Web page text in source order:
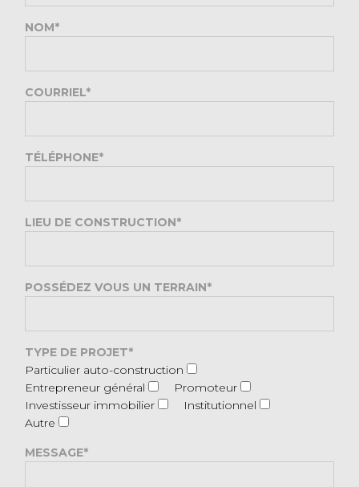
NOM*
COURRIEL*
TÉLÉPHONE*
LIEU DE CONSTRUCTION*
POSSÉDEZ VOUS UN TERRAIN*
TYPE DE PROJET*
Particulier auto-construction
Entrepreneur général
Promoteur
Investisseur immobilier
Institutionnel
Autre
MESSAGE*